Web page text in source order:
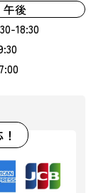
午後
18:30